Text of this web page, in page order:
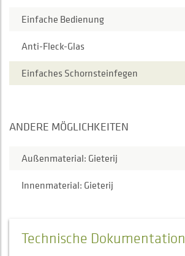
Einfache Bedienung
Anti-Fleck-Glas
Einfaches Schornsteinfegen
ANDERE MÖGLICHKEITEN
Außenmaterial: Gieterij
Innenmaterial: Gieterij
Technische Dokumentation